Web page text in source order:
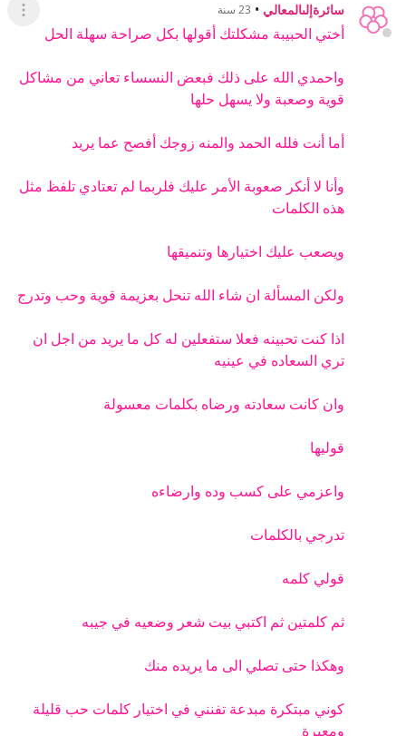
سائرةإلىالمعالي • 23 سنة عرض
أختي الحبيبة مشكلتك أقولها بكل صراحة سهلة الحل
واحمدي الله على ذلك فبعض النسساء تعاني من مشاكل
قوية وصعبة ولا يسهل حلها
أما أنت فلله الحمد والمنه زوجك أفصح عما يريد
وأنا لا أنكر صعوبة الأمر عليك فلربما لم تعتادي تلفظ مثل
هذه الكلمات
ويصعب عليك اختيارها وتنميقها
ولكن المسألة ان شاء الله تنحل بعزيمة قوية وحب وتدرج
اذا كنت تحبينه فعلا ستفعلين له كل ما يريد من اجل ان
تري السعاده في عينيه
وان كانت سعادته ورضاه بكلمات معسولة
قوليها
واعزمي على كسب وده وارضاءه
تدرجي بالكلمات
قولي كلمه
ثم كلمتين ثم اكتبي بيت شعر وضعيه في جيبه
وهكذا حتى تصلي الى ما يريده منك
كوني مبتكرة مبدعة تفنني في اختيار كلمات حب قليلة
ومعبرة